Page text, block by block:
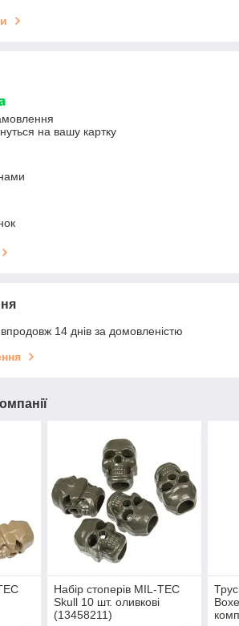
на вашу картку
14 днів за домовленістю
Набір стоперів MIL-TEC
Skull 10 шт. оливкові
(13458211)